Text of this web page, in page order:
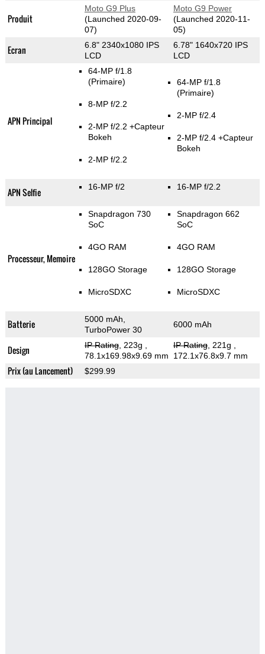
Produit
Moto G9 Plus
(Launched 2020-09-
07)
Moto G9 Power
(Launched 2020-11-
05)
Ecran
6.8" 2340x1080 IPS
LCD
6.78" 1640x720 IPS
LCD
APN Principal
64-MP f/1.8
(Primaire)
8-MP f/2.2
2-MP f/2.2 +Capteur
Bokeh
2-MP f/2.2
64-MP f/1.8
(Primaire)
2-MP f/2.4
2-MP f/2.4 +Capteur
Bokeh
APN Selfie 16-MP f/2 16-MP f/2.2
Processeur, Memoire
Snapdragon 730
SoC
4GO RAM
128GO Storage
MicroSDXC
Snapdragon 662
SoC
4GO RAM
128GO Storage
MicroSDXC
Batterie
5000 mAh,
TurboPower 30
6000 mAh
Design IP Rating, 223g
78.1x169.98x9.69 mm
IP Rating, 221g
172.1x76.8x9.7 mm
Prix (au Lancement) $299.99